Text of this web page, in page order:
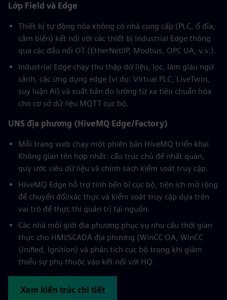
Lớp Field và Edge
Thiết bị tự động hóa không có nhà cung cấp (PLC, ổ đĩa,
cảm biến) kết nối với các thiết bị Industrial Edge thông
qua các đầu nối OT (EtherNet/IP, Modbus, OPC UA, v.v.).
Industrial Edge chạy thu thập dữ liệu, lọc, làm giàu ngữ
cảnh, các ứng dụng edge (ví dụ: Virtual PLC, LiveTwin,
suy luận AI) và xuất bản đo lường từ xa tiêu chuẩn hóa
cho cơ sở dữ liệu MQTT cục bộ.
UNS địa phương (HiveMQ Edge/Factory)
Mỗi trang web chạy một phiên bản HiveMQ triển khai
Không gian tên hợp nhất: cấu trúc chủ đề nhất quán,
quy ước siêu dữ liệu và chính sách kiểm soát truy cập.
HiveMQ Edge hỗ trợ tính bền bỉ cục bộ, tiện ích mở rộng
để chuyển đổi/xác thực và kiểm soát truy cập dựa trên
vai trò để thực thi quản trị tại nguồn.
Các nhà môi giới địa phương phục vụ nhu cầu thời gian
thực cho HMI/SCADA địa phương (WinCC OA, WinCC
Unified, Ignition) và phân tích cục bộ trong khi giảm
thiểu sự phụ thuộc vào kết nối với HQ.
Xem kiến trúc chi tiết